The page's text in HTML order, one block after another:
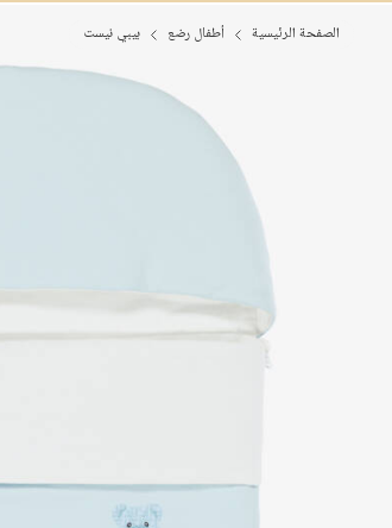
الصفحة الرئيسية أطفال رضع بيبي نيست